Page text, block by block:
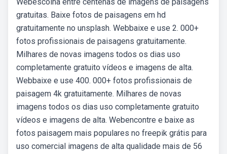
gratuitas. Baixe fotos de paisagens em hd
gratuitamente no unsplash. Webbaixe e use 2. 000+
fotos profissionais de paisagens gratuitamente.
Milhares de novas imagens todos os dias uso
completamente gratuito vídeos e imagens de alta.
Webbaixe e use 400. 000+ fotos profissionais de
paisagem 4k gratuitamente. Milhares de novas
imagens todos os dias uso completamente gratuito
vídeos e imagens de alta. Webencontre e baixe as
fotos paisagem mais populares no freepik grátis para
uso comercial imagens de alta qualidade mais de 56